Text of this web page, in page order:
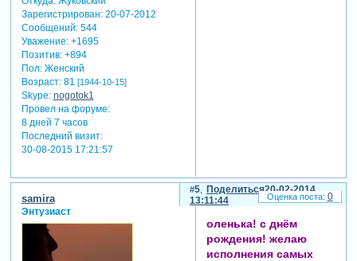
Зарегистрирован: 20-07-2012
Сообщений:544
Уважение: +1695
Позитив: +894
Пол:Женский
Возраст:81 [1944-10-15]
Skype: nogotok1
Провел на форуме:
8 дней 7 часов
Последний визит:
30-08-2015 17:21:57
Поделиться
5
20-02-2014
13:11:44
samira
Энтузиаст
оленька! с днём
рождения! желаю
исполнения самых
0